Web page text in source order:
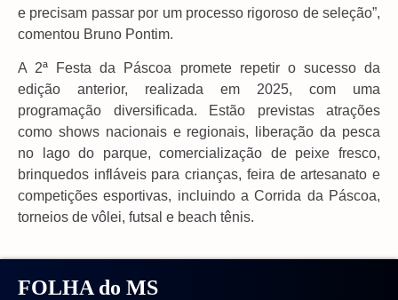
e precisam passar por um processo rigoroso de seleção”,
comentou Bruno Pontim.
A 2ª Festa da Páscoa promete repetir o sucesso da
edição anterior, realizada em 2025, com uma
programação diversificada. Estão previstas atrações
como shows nacionais e regionais, liberação da pesca
no lago do parque, comercialização de peixe fresco,
brinquedos infláveis para crianças, feira de artesanato e
competições esportivas, incluindo a Corrida da Páscoa,
torneios de vôlei, futsal e beach tênis.
FOLHA do MS